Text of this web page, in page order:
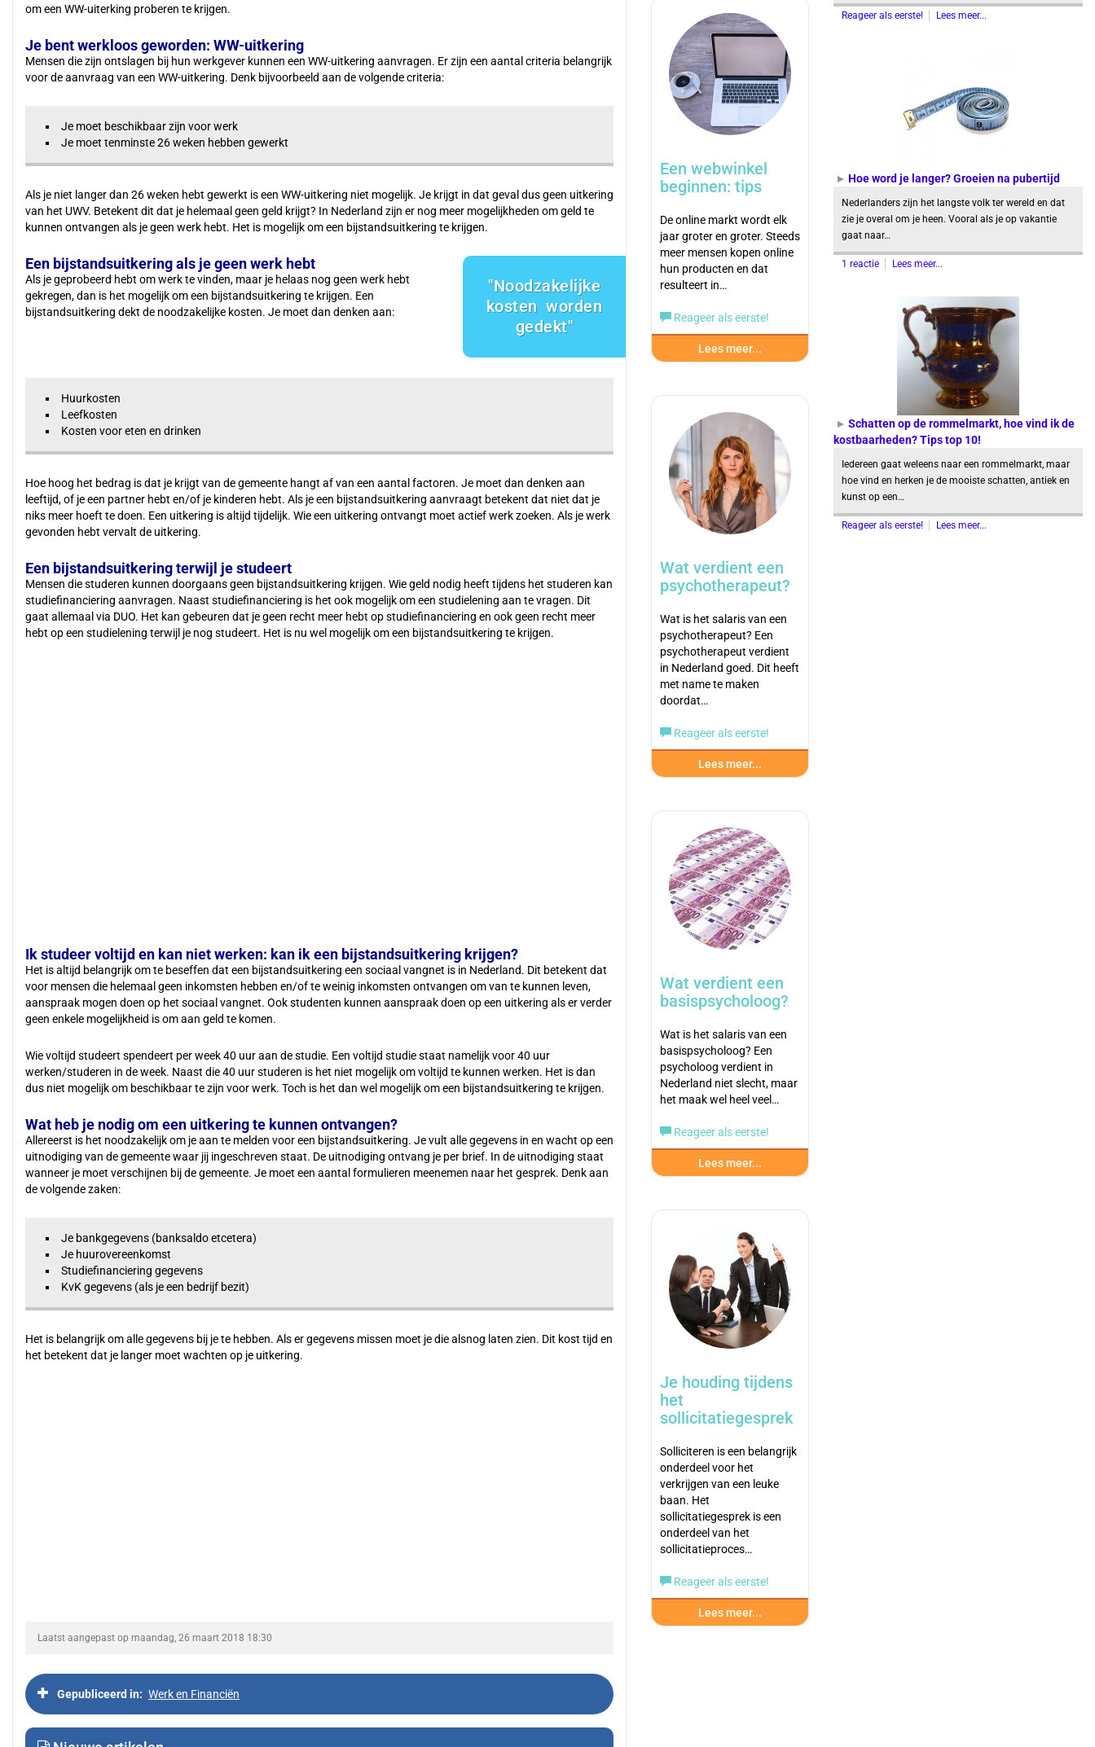
om een WW-uiterking proberen te krijgen.
Je bent werkloos geworden: WW-uitkering
Mensen die zijn ontslagen bij hun werkgever kunnen een WW-uitkering aanvragen. Er zijn een aantal criteria belangrijk
voor de aanvraag van een WW-uitkering. Denk bijvoorbeeld aan de volgende criteria:
Je moet beschikbaar zijn voor werk
Je moet tenminste 26 weken hebben gewerkt
Als je niet langer dan 26 weken hebt gewerkt is een WW-uitkering niet mogelijk. Je krijgt in dat geval dus geen uitkering
van het UWV. Betekent dit dat je helemaal geen geld krijgt? In Nederland zijn er nog meer mogelijkheden om geld te
kunnen ontvangen als je geen werk hebt. Het is mogelijk om een bijstandsuitkering te krijgen.
Noodzakelijke
kosten worden
gedekt
Een bijstandsuitkering als je geen werk hebt
Als je geprobeerd hebt om werk te vinden, maar je helaas nog geen werk hebt
gekregen, dan is het mogelijk om een bijstandsuitkering te krijgen. Een
bijstandsuitkering dekt de noodzakelijke kosten. Je moet dan denken aan:
Huurkosten
Leefkosten
Kosten voor eten en drinken
Hoe hoog het bedrag is dat je krijgt van de gemeente hangt af van een aantal factoren. Je moet dan denken aan
leeftijd, of je een partner hebt en/of je kinderen hebt. Als je een bijstandsuitkering aanvraagt betekent dat niet dat je
niks meer hoeft te doen. Een uitkering is altijd tijdelijk. Wie een uitkering ontvangt moet actief werk zoeken. Als je werk
gevonden hebt vervalt de uitkering.
Een bijstandsuitkering terwijl je studeert
Mensen die studeren kunnen doorgaans geen bijstandsuitkering krijgen. Wie geld nodig heeft tijdens het studeren kan
studiefinanciering aanvragen. Naast studiefinanciering is het ook mogelijk om een studielening aan te vragen. Dit
gaat allemaal via DUO. Het kan gebeuren dat je geen recht meer hebt op studiefinanciering en ook geen recht meer
hebt op een studielening terwijl je nog studeert. Het is nu wel mogelijk om een bijstandsuitkering te krijgen.
Ik studeer voltijd en kan niet werken: kan ik een bijstandsuitkering krijgen?
Het is altijd belangrijk om te beseffen dat een bijstandsuitkering een sociaal vangnet is in Nederland. Dit betekent dat
voor mensen die helemaal geen inkomsten hebben en/of te weinig inkomsten ontvangen om van te kunnen leven,
aanspraak mogen doen op het sociaal vangnet. Ook studenten kunnen aanspraak doen op een uitkering als er verder
geen enkele mogelijkheid is om aan geld te komen.
Wie voltijd studeert spendeert per week 40 uur aan de studie. Een voltijd studie staat namelijk voor 40 uur
werken/studeren in de week. Naast die 40 uur studeren is het niet mogelijk om voltijd te kunnen werken. Het is dan
dus niet mogelijk om beschikbaar te zijn voor werk. Toch is het dan wel mogelijk om een bijstandsuitkering te krijgen.
Wat heb je nodig om een uitkering te kunnen ontvangen?
Allereerst is het noodzakelijk om je aan te melden voor een bijstandsuitkering. Je vult alle gegevens in en wacht op een
uitnodiging van de gemeente waar jij ingeschreven staat. De uitnodiging ontvang je per brief. In de uitnodiging staat
wanneer je moet verschijnen bij de gemeente. Je moet een aantal formulieren meenemen naar het gesprek. Denk aan
de volgende zaken:
Je bankgegevens (banksaldo etcetera)
Je huurovereenkomst
Studiefinanciering gegevens
KvK gegevens (als je een bedrijf bezit)
Het is belangrijk om alle gegevens bij je te hebben. Als er gegevens missen moet je die alsnog laten zien. Dit kost tijd en
het betekent dat je langer moet wachten op je uitkering.
Laatst aangepast op maandag, 26 maart 2018 18:30
Gepubliceerd in Werk en Financiën
Reageer als eerste! Lees meer...
Hoe word je langer? Groeien na pubertijd
Nederlanders zijn het langste volk ter wereld en dat
zie je overal om je heen. Vooral als je op vakantie
gaat naar…
1 reactie Lees meer...
Schatten op de rommelmarkt, hoe vind ik de
kostbaarheden? Tips top 10!
Iedereen gaat weleens naar een rommelmarkt, maar
hoe vind en herken je de mooiste schatten, antiek en
kunst op een…
Reageer als eerste! Lees meer...
Een webwinkel
beginnen: tips
De online markt wordt elk
jaar groter en groter. Steeds
meer mensen kopen online
hun producten en dat
resulteert in…
Reageer als eerste!
Lees meer...
Wat verdient een
psychotherapeut?
Wat is het salaris van een
psychotherapeut? Een
psychotherapeut verdient
in Nederland goed. Dit heeft
met name te maken
doordat…
Reageer als eerste!
Lees meer...
Wat verdient een
basispsycholoog?
Wat is het salaris van een
basispsycholoog? Een
psycholoog verdient in
Nederland niet slecht, maar
het maak wel heel veel…
Reageer als eerste!
Lees meer...
Je houding tijdens
het
sollicitatiegesprek
Solliciteren is een belangrijk
onderdeel voor het
verkrijgen van een leuke
baan. Het
sollicitatiegesprek is een
onderdeel van het
sollicitatieproces…
Reageer als eerste!
Lees meer...